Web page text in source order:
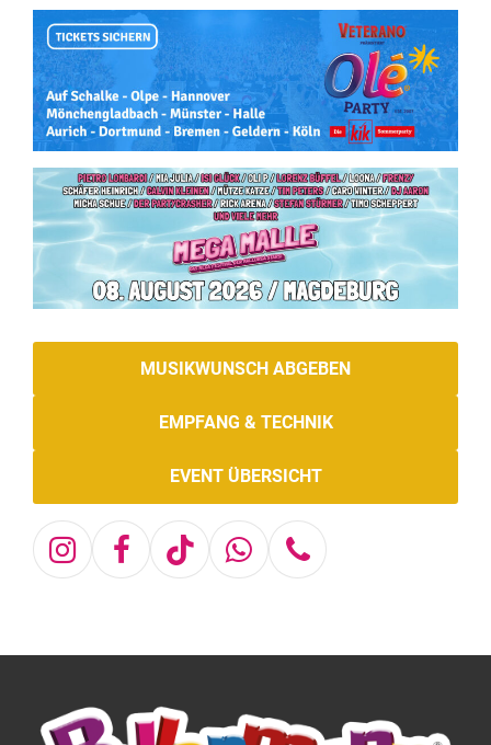
MUSIKWUNSCH ABGEBEN
EMPFANG & TECHNIK
EVENT ÜBERSICHT
Instagram
Facebook
TiktokWhatsapp
Telefon